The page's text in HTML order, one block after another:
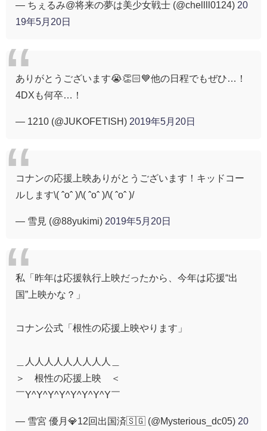
— ちぇるみ@将来の夢は美少女戦士 (@chellll0124) 20
19年5月20日
ありがとうございます😭👏🏻💙他の日程でもぜひ…！
4DXも何卒…！
— 1210 (@JUKOFETISH) 2019年5月20日
コナンの応援上映ありがとうございます！キッドコー
ルします\( ˆoˆ )/\( ˆoˆ )/\( ˆoˆ )/
— 雪見 (@88yukimi) 2019年5月20日
私「昨年は応援執行上映だったから、今年は応援“出
国”上映かな？」
コナン公式「根性の応援上映やります」
＿人人人人人人人人人＿
＞ 根性の応援上映 ＜
￣Y^Y^Y^Y^Y^Y^Y^Y￣
— 雪宮 優月💎12回出国済🇸🇬 (@Mysterious_dc05) 20